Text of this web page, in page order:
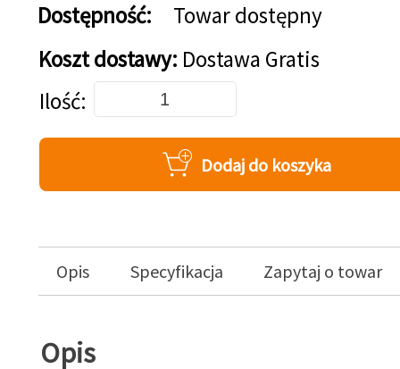
Dostępność:
Towar dostępny
Koszt dostawy: Dostawa Gratis
Dodaj do koszyka
Ilość
Dodaj do koszyka
Opis Specyfikacja Zapytaj o towar
Opis